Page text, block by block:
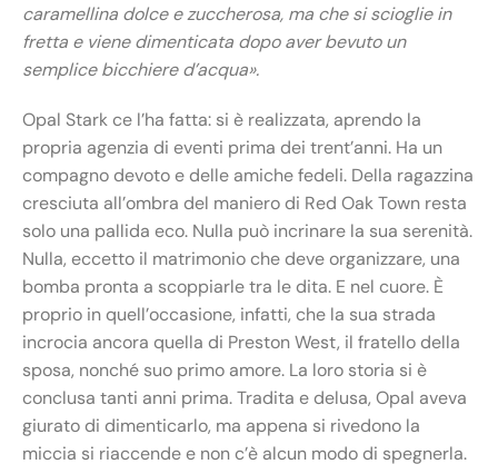
caramellina dolce e zuccherosa, ma che si scioglie in
fretta e viene dimenticata dopo aver bevuto un
semplice bicchiere d’acqua».
Opal Stark ce l’ha fatta: si è realizzata, aprendo la
propria agenzia di eventi prima dei trent’anni. Ha un
compagno devoto e delle amiche fedeli. Della ragazzina
cresciuta all’ombra del maniero di Red Oak Town resta
solo una pallida eco. Nulla può incrinare la sua serenità.
Nulla, eccetto il matrimonio che deve organizzare, una
bomba pronta a scoppiarle tra le dita. E nel cuore. È
proprio in quell’occasione, infatti, che la sua strada
incrocia ancora quella di Preston West, il fratello della
sposa, nonché suo primo amore. La loro storia si è
conclusa tanti anni prima. Tradita e delusa, Opal aveva
giurato di dimenticarlo, ma appena si rivedono la
miccia si riaccende e non c’è alcun modo di spegnerla.